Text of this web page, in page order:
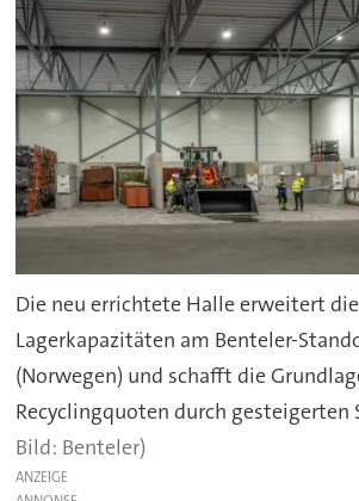
Die neu errichtete Halle erweitert die
Lagerkapazitäten am Benteler-
(Norwegen) und schafft die
Recyclingquoten durch gesteigerten
Benteler)
ANZEIGE